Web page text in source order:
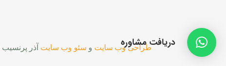
طراحی وب سایت و سئو وب سایت آذر پرنسیب دریافت مشاوره